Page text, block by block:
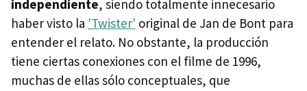
independiente, siendo totalmente innecesario
haber visto la 'Twister' original de Jan de Bont para
entender el relato. No obstante, la producción
tiene ciertas conexiones con el filme de 1996,
muchas de ellas sólo conceptuales, que